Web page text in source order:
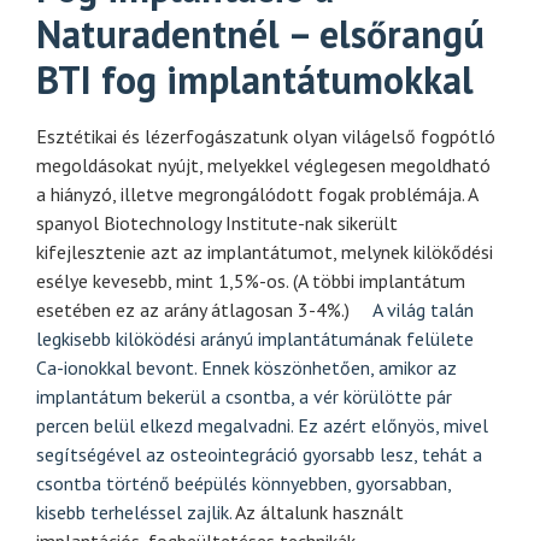
Naturadentnél – elsőrangú
BTI fog implantátumokkal
Esztétikai és lézerfogászatunk olyan világelső fogpótló
megoldásokat nyújt, melyekkel véglegesen megoldható
a hiányzó, illetve megrongálódott fogak problémája.A
spanyol Biotechnology Institute-nak sikerült
kifejlesztenie azt az implantátumot, melynek kilökődési
esélye kevesebb, mint 1,5%-os. (A többi implantátum
esetében ez az arány átlagosan 3-4%.) A világ talán
legkisebb kilöködési arányú implantátumának felülete
Ca-ionokkal bevont. Ennek köszönhetően, amikor az
implantátum bekerül a csontba, a vér körülötte pár
percen belül elkezd megalvadni. Ez azért előnyös, mivel
segítségével az osteointegráció gyorsabb lesz, tehát a
csontba történő beépülés könnyebben, gyorsabban,
kisebb terheléssel zajlik.Az általunk használt